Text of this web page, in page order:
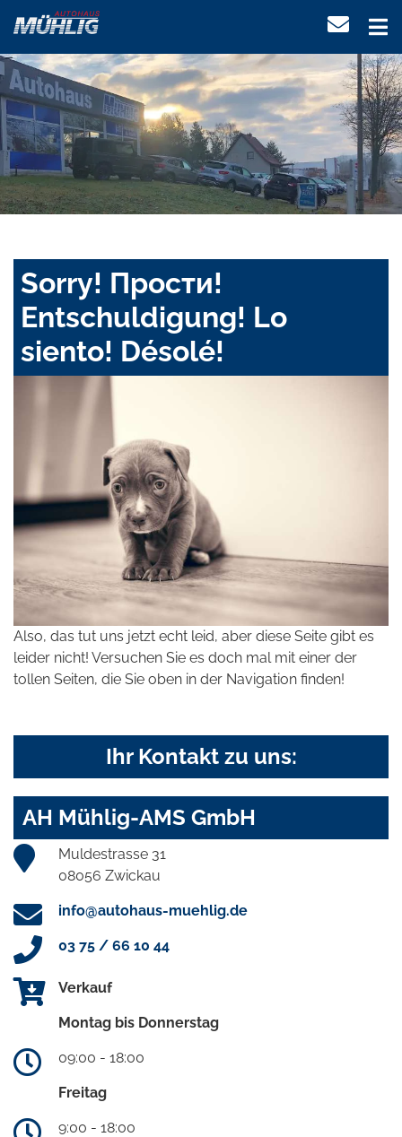
Sorry! Прости!
Entschuldigung! Lo
siento! Désolé!
Also, das tut uns jetzt echt leid, aber diese Seite gibt es
leider nicht! Versuchen Sie es doch mal mit einer der
tollen Seiten, die Sie oben in der Navigation finden!
Ihr Kontakt zu uns:
AH Mühlig-AMS GmbH
Muldestrasse 31
08056 Zwickau
info@autohaus-muehlig.de
03 75 / 66 10 44
Verkauf
Montag bis Donnerstag
09:00 - 18:00
Freitag
9:00 - 18:00